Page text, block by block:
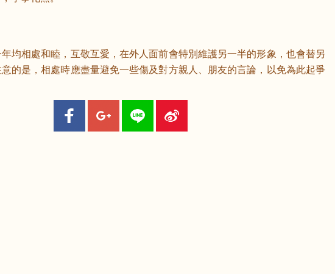
均相處和睦，互敬互愛，在外人面前會特別維護另一半的形象，也會替另
的是，相處時應盡量避免一些傷及對方親人、朋友的言論，以免為此起爭